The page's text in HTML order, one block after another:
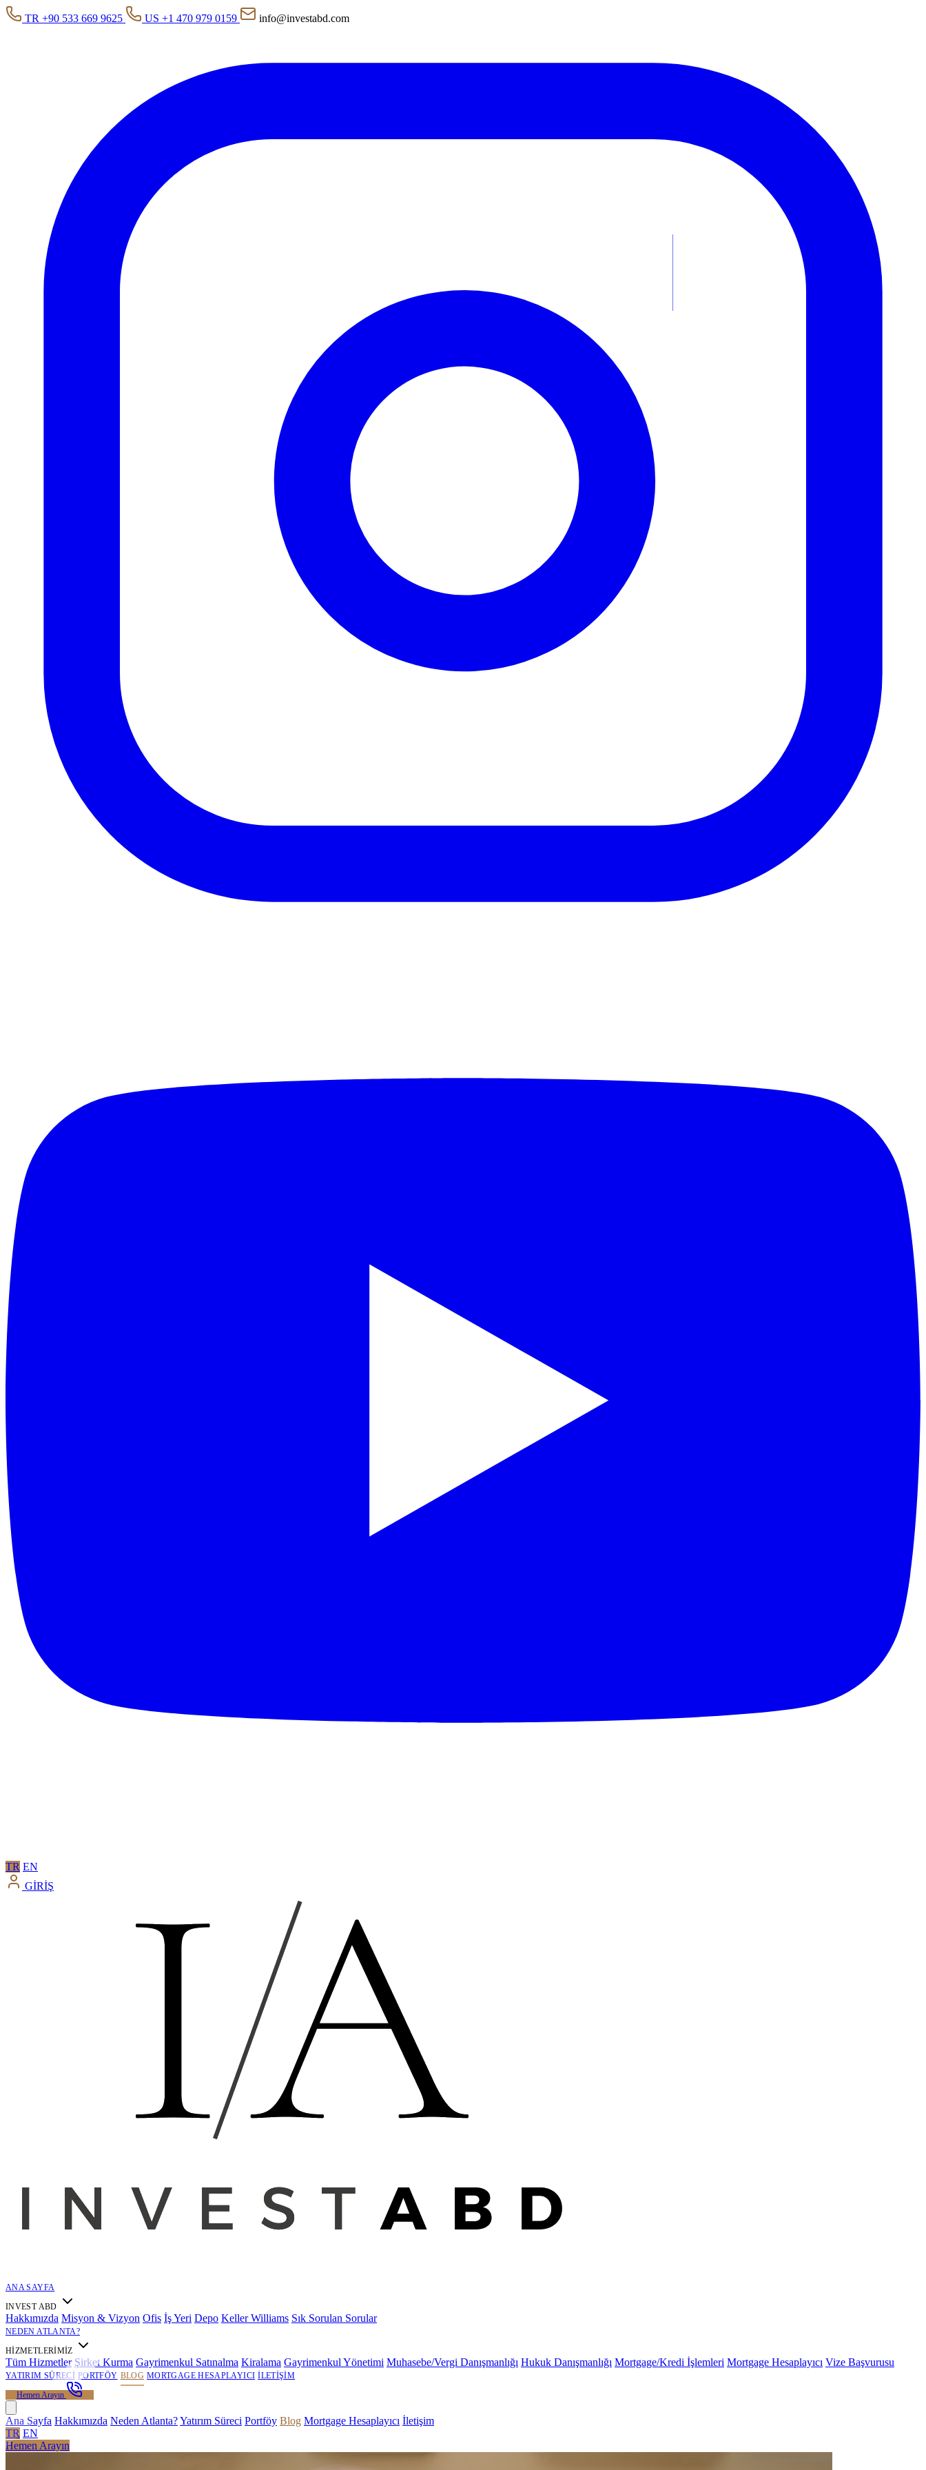
TR +90 533 669 9625 US +1 470 979 0159 info@investabd.com
TR EN
GİRİŞ
ANA SAYFA
INVEST ABD
Hakkımızda Misyon & Vizyon Ofis İş Yeri Depo Keller Williams Sık Sorulan Sorular
NEDEN ATLANTA?
HIZMETLERIMIZ
Tüm Hizmetler Şirket Kurma Gayrimenkul Satınalma Kiralama Gayrimenkul Yönetimi Muhasebe/Vergi Danışmanlığı Hukuk Danışmanlığı Mortgage/Kredi İşlemleri Mortgage Hesaplayıcı Vize Başvurusu
YATIRIM SÜRECI PORTFÖY BLOG MORTGAGE HESAPLAYICI İLETIŞIM
Hemen Arayın
Ana Sayfa Hakkımızda Neden Atlanta?Yatırım Süreci Portföy Blog Mortgage Hesaplayıcı İletişim
TR EN
Hemen Arayın